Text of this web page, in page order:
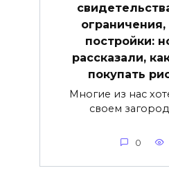
постройки:
рассказали,
покупать
Многие из нас
своем
0